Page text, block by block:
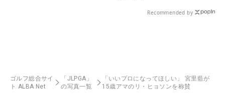
Recommended by
ゴルフ総合サイ
ト ALBA Net
「JLPGA」
の写真一覧
「いいプロになってほしい」 宮里藍が
15歳アマのリ・ヒョソンを称賛